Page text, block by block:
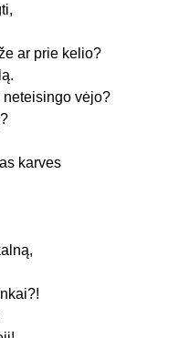
ar prie kelio?
neteisingo vėjo?
karves